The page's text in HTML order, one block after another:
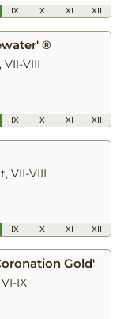
IX X XI XII
®
VII-VIII
IX X XI XII
VII-VIII
IX X XI XII
Gold'
IX